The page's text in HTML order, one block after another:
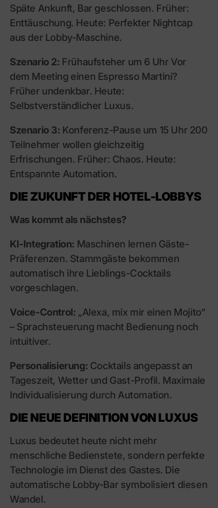
Späte Ankunft, Bar geschlossen. Früher:
Enttäuschung. Heute: Perfekter Nightcap
aus der Lobby-Maschine.
Szenario 2: Frühaufsteher um 6 Uhr Vor
dem Meeting einen Espresso Martini?
Früher undenkbar. Heute:
Selbstverständlicher Luxus.
Szenario 3: Konferenz-Pause um 15 Uhr 200
Teilnehmer wollen gleichzeitig
Erfrischungen. Früher: Chaos. Heute:
Entspannte Automation.
DIE ZUKUNFT DER HOTEL-LOBBYS
Was kommt als nächstes?
KI-Integration: Maschinen lernen Gäste-
Präferenzen. Stammgäste bekommen
automatisch ihre Lieblings-Cocktails
vorgeschlagen.
Voice-Control: „Alexa, mix mir einen Mojito“
– Sprachsteuerung macht Bedienung noch
intuitiver.
Personalisierung: Cocktails angepasst an
Tageszeit, Wetter und Gast-Profil. Maximale
Individualisierung durch Automation.
DIE NEUE DEFINITION VON LUXUS
Luxus bedeutet heute nicht mehr
menschliche Bedienstete, sondern perfekte
Technologie im Dienst des Gastes. Die
automatische Lobby-Bar symbolisiert diesen
Wandel.